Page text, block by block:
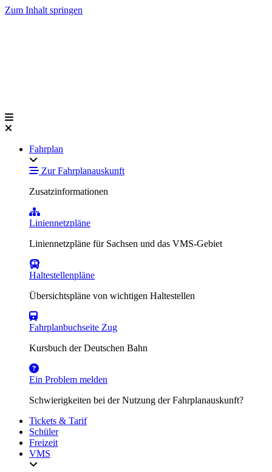
Zum Inhalt springen
Fahrplan
Zur Fahrplanauskunft
Zusatzinformationen
Liniennetzpläne
Liniennetzpläne für Sachsen und das VMS-Gebiet
Haltestellenpläne
Übersichtspläne von wichtigen Haltestellen
Fahrplanbuchseite Zug
Kursbuch der Deutschen Bahn
Ein Problem melden
Schwierigkeiten bei der Nutzung der Fahrplanauskunft?
Tickets & Tarif
Schüler
Freizeit
VMS